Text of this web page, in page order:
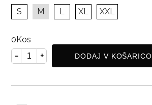
S M L XL XXL
0 Kos
-
+ DODAJ V KOŠARICO